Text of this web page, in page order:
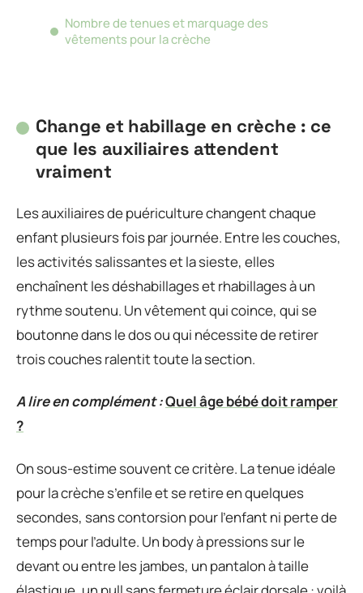
Nombre de tenues et marquage des
vêtements pour la crèche
Change et habillage en crèche : ce
que les auxiliaires attendent
vraiment
Les auxiliaires de puériculture changent chaque
enfant plusieurs fois par journée. Entre les couches,
les activités salissantes et la sieste, elles
enchaînent les déshabillages et rhabillages à un
rythme soutenu. Un vêtement qui coince, qui se
boutonne dans le dos ou qui nécessite de retirer
trois couches ralentit toute la section.
A lire en complément :Quel âge bébé doit ramper
?
On sous-estime souvent ce critère. La tenue idéale
pour la crèche s’enfile et se retire en quelques
secondes, sans contorsion pour l’enfant ni perte de
temps pour l’adulte. Un body à pressions sur le
devant ou entre les jambes, un pantalon à taille